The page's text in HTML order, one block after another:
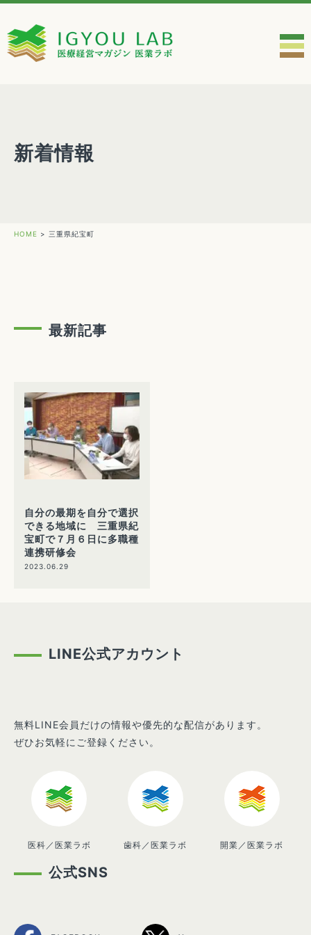
新着情報
HOME > 三重県紀宝町
最新記事
自分の最期を自分で選択
できる地域に 三重県紀
宝町で７月６日に多職種
連携研修会
2023.06.29
LINE公式アカウント
無料LINE会員だけの情報や優先的な配信があります。
ぜひお気軽にご登録ください。
医科／医業ラボ 歯科／医業ラボ 開業／医業ラボ
公式SNS